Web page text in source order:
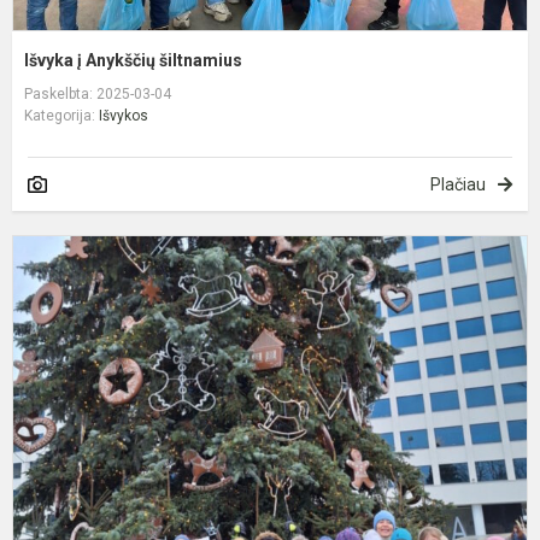
Išvyka į Anykščių šiltnamius
Paskelbta: 2025-03-04
Kategorija: Išvykos
Plačiau